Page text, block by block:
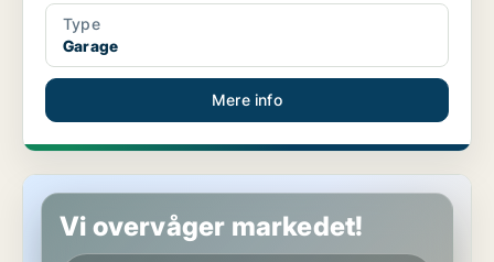
Type
Garage
Mere info
Garage på København Ø
Vi overvåger markedet!